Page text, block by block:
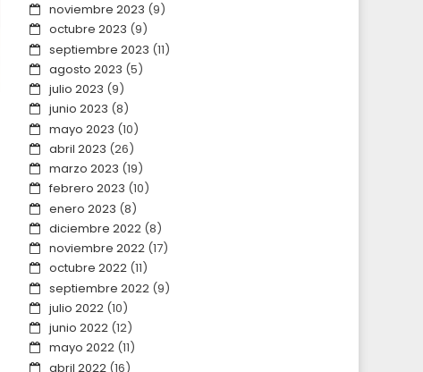
noviembre 2023 (9)
octubre 2023 (9)
septiembre 2023 (11)
agosto 2023 (5)
julio 2023 (9)
junio 2023 (8)
mayo 2023 (10)
abril 2023 (26)
marzo 2023 (19)
febrero 2023 (10)
enero 2023 (8)
diciembre 2022(8)
noviembre 2022(17)
octubre 2022(11)
septiembre 2022(9)
julio 2022(10)
junio 2022(12)
mayo 2022(11)
abril 2022(16)